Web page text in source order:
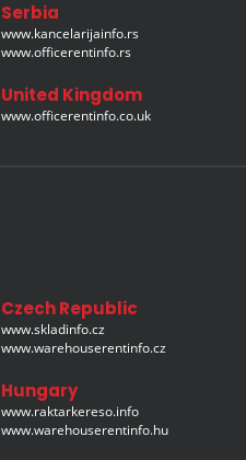
Serbia
www.kancelarijainfo.rs
www.officerentinfo.rs
United Kingdom
www.officerentinfo.co.uk
Czech Republic
www.skladinfo.cz
www.warehouserentinfo.cz
Hungary
www.raktarkereso.info
www.warehouserentinfo.hu